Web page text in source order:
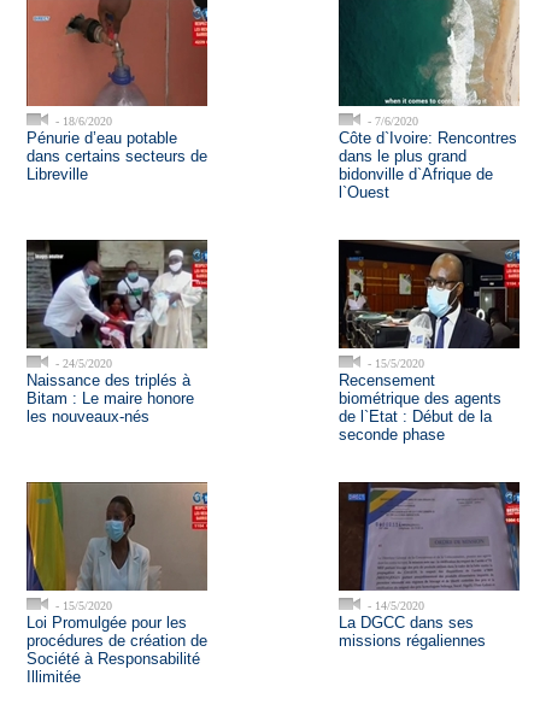
- 18/6/2020
Pénurie d’eau potable
dans certains secteurs de
Libreville
- 7/6/2020
Côte d`Ivoire: Rencontres
dans le plus grand
bidonville d`Afrique de
l`Ouest
- 24/5/2020
Naissance des triplés à
Bitam : Le maire honore
les nouveaux-nés
- 15/5/2020
Recensement
biométrique des agents
de l`Etat : Début de la
seconde phase
- 15/5/2020
Loi Promulgée pour les
procédures de création de
Société à Responsabilité
Illimitée
- 14/5/2020
La DGCC dans ses
missions régaliennes